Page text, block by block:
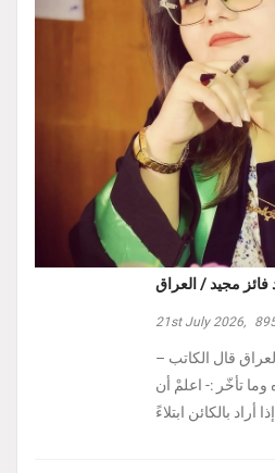
فائز مجيد / العراق
21st July 2026,
‏قال الكاتب –
تأخّر :- ‏اعلمْ أن